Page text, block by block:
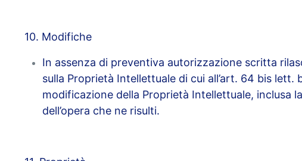
10. Modifiche
In assenza di preventiva autorizzazione scritta
sulla Proprietà Intellettuale di cui all’art. 64 bis
modificazione della Proprietà Intellettuale, inclusa
dell’opera che ne risulti.